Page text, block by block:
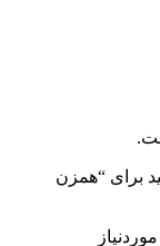
برای “همزن